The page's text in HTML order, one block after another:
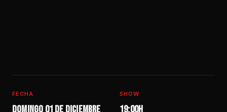
FECHA
Domingo 01 de diciembre
SHOW
19:00h